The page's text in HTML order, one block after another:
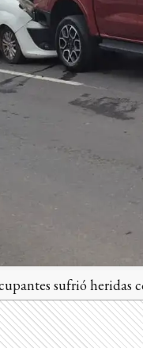
sufrió heridas